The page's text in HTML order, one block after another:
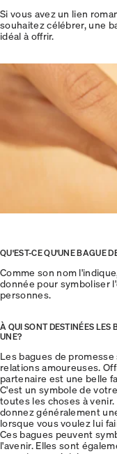
Si vous avez un lien
souhaitez célébrer, une
idéal à offrir.
QU'EST-CE QU'UNE BAGUE
Comme son nom
donnée pour symboliser
personnes.
À QUI SONT DESTINÉES LES
UNE?
Les bagues de
relations amoureuses.
partenaire est une belle
C'est un symbole de
toutes les choses à
donnez généralement
lorsque vous voulez lui
Ces bagues peuvent
l'avenir. Elles sont